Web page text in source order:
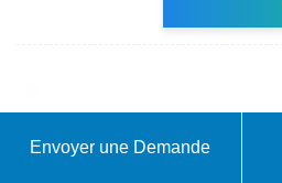
Envoyer une Demande